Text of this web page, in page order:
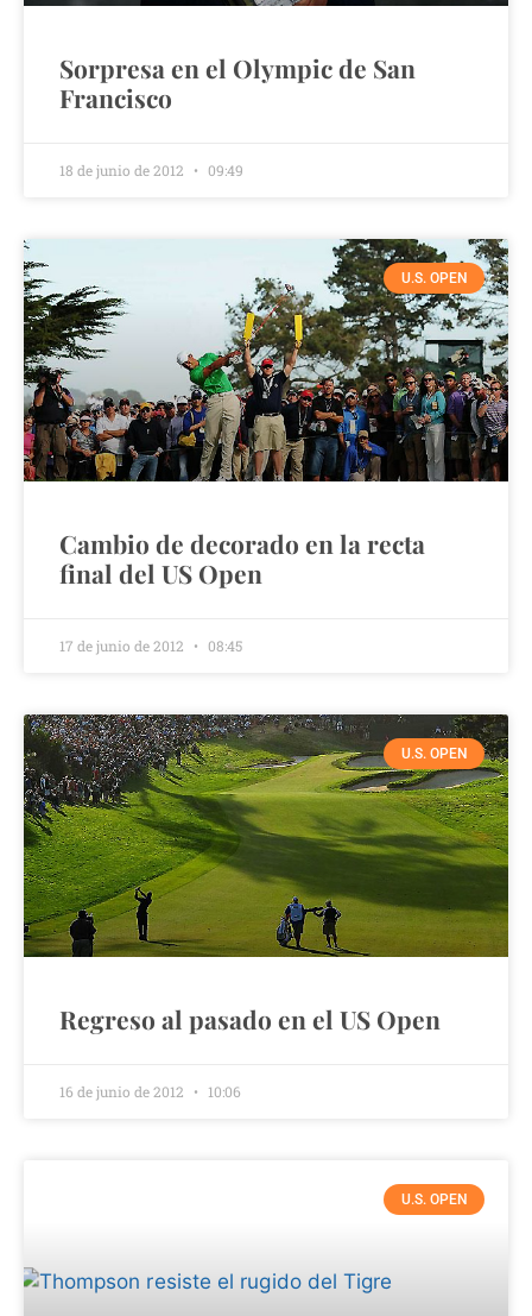
Sorpresa en el Olympic de San
Francisco
18 de junio de 2012 09:49
U.S. OPEN
Cambio de decorado en la recta
final del US Open
17 de junio de 2012 08:45
U.S. OPEN
Regreso al pasado en el US Open
16 de junio de 2012 10:06
U.S. OPEN